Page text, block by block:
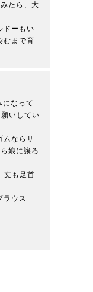
たら、大
ドーもい
むまで育
いしてい
ムならサ
娘に譲ろ
丈も足首
ラウス